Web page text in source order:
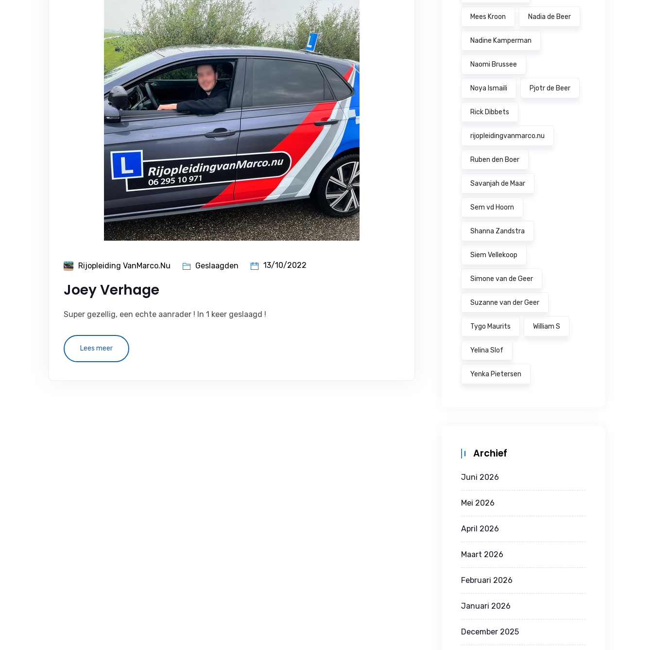
Rijopleiding VanMarco.nu Geslaagden 13/10/2022
Joey Verhage
Super gezellig, een echte aanrader ! In 1 keer geslaagd !
Lees meer
Mees Kroon Nadia de Beer
Nadine Kamperman
Naomi Brussee
Noya Ismaili Pjotr de Beer
Rick Dibbets
rijopleidingvanmarco.nu
Ruben den Boer
Savanjah de Maar
Sem vd Hoorn
Shanna Zandstra
Siem Vellekoop
Simone van de Geer
Suzanne van der Geer
Tygo Maurits William S
Yelina Slof
Yenka Pietersen
Archief
Juni 2026
Mei 2026
April 2026
Maart 2026
Februari 2026
Januari 2026
December 2025